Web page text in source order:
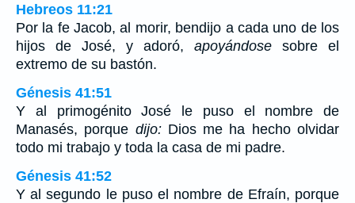
Hebreos 11:21
Por la fe Jacob, al morir, bendijo a cada uno de los
hijos de José, y adoró, apoyándose sobre el
extremo de su bastón.
Génesis 41:51
Y al primogénito José le puso el nombre de
Manasés, porque dijo:Dios me ha hecho olvidar
todo mi trabajo y toda la casa de mi padre.
Génesis 41:52
Y al segundo le puso el nombre de Efraín, porque